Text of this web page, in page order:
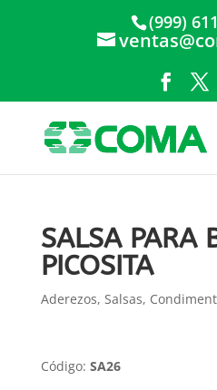
(999)
SALSA PARA
PICOSITA
Aderezos, Salsas,
Código: SA26